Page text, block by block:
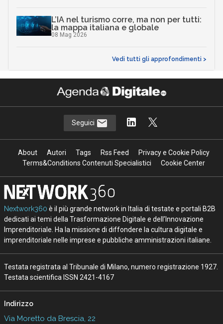
L’IA nel turismo corre, ma non per tutti:
la mappa italiana e globale
08 Mag 2026
Vedi tutti gli approfondimenti >
Seguici
About Autori Tags Rss Feed
Privacy e Cookie Policy
Terms&Conditions Contenuti Specialistici
Cookie Center
Nextwork360 è il più grande network in Italia di testate e portali B2B
dedicati ai temi della Trasformazione Digitale e dell’Innovazione
Imprenditoriale. Ha la missione di diffondere la cultura digitale e
imprenditoriale nelle imprese e pubbliche amministrazioni italiane.
Testata registrata al Tribunale di Milano, numero registrazione 1927.
Testata scientifica ISSN 2421-4167
Indirizzo
Via Moretto da Brescia, 22